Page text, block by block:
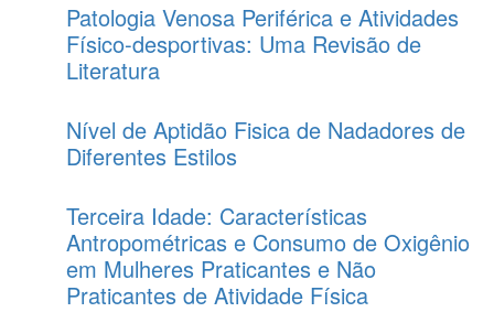
Patologia Venosa Periférica e Atividades
Físico-desportivas: Uma Revisão de
Literatura
Nível de Aptidão Fisica de Nadadores de
Diferentes Estilos
Terceira Idade: Características
Antropométricas e Consumo de Oxigênio
em Mulheres Praticantes e Não
Praticantes de Atividade Física